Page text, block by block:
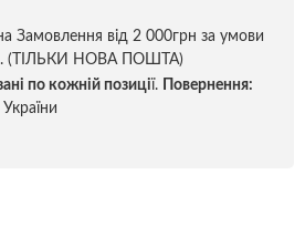
Замовлення від 2 000грн за умови
(ТІЛЬКИ НОВА ПОШТА)
по кожній позиції.
Повернення: